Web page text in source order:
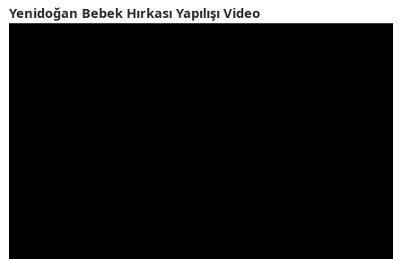
Yenidoğan Bebek Hırkası Yapılışı Video